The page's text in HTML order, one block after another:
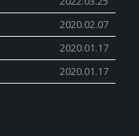
2020.02.07
2020.01.17
2020.01.17